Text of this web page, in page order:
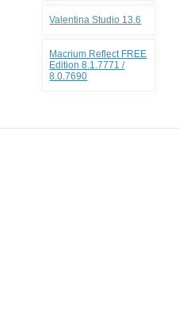
Valentina Studio 13.6
Macrium Reflect FREE
Edition 8.1.7771 /
8.0.7690